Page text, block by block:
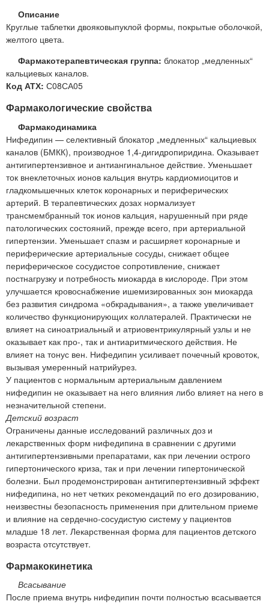
Описание
Круглые таблетки двояковыпуклой формы, покрытые оболочкой,
желтого цвета.
Фармакотерапевтическая группа: блокатор „медленных“
кальциевых каналов.
Код АТХ: С08СА05
Фармакологические свойства
Фармакодинамика
Нифедипин — селективный блокатор „медленных“ кальциевых
каналов (БМКК), производное 1,4-дигидропиридина. Оказывает
антигипертензивное и антиангинальное действие. Уменьшает
ток внеклеточных ионов кальция внутрь кардиомиоцитов и
гладкомышечных клеток коронарных и периферических
артерий. В терапевтических дозах нормализует
трансмембранный ток ионов кальция, нарушенный при ряде
патологических состояний, прежде всего, при артериальной
гипертензии. Уменьшает спазм и расширяет коронарные и
периферические артериальные сосуды, снижает общее
периферическое сосудистое сопротивление, снижает
постнагрузку и потребность миокарда в кислороде. При этом
улучшается кровоснабжение ишемизированных зон миокарда
без развития синдрома «обкрадывания», а также увеличивает
количество функционирующих коллатералей. Практически не
влияет на синоатриальный и атриовентрикулярный узлы и не
оказывает как про-, так и антиаритмического действия. Не
влияет на тонус вен. Нифедипин усиливает почечный кровоток,
вызывая умеренный натрийурез.
У пациентов с нормальным артериальным давлением
нифедипин не оказывает на него влияния либо влияет на него в
незначительной степени.
Детский возраст
Ограничены данные исследований различных доз и
лекарственных форм нифедипина в сравнении с другими
антигипертензивными препаратами, как при лечении острого
гипертонического криза, так и при лечении гипертонической
болезни. Был продемонстрирован антигипертензивный эффект
нифедипина, но нет четких рекомендаций по его дозированию,
неизвестны безопасность применения при длительном приеме
и влияние на сердечно-сосудистую систему у пациентов
младше 18 лет. Лекарственная форма для пациентов детского
возраста отсутствует.
Фармакокинетика
Всасывание
После приема внутрь нифедипин почти полностью всасывается